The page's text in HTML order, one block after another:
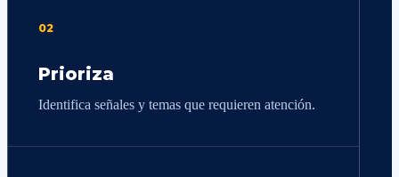
02
Prioriza
Identifica señales y temas que requieren atención.